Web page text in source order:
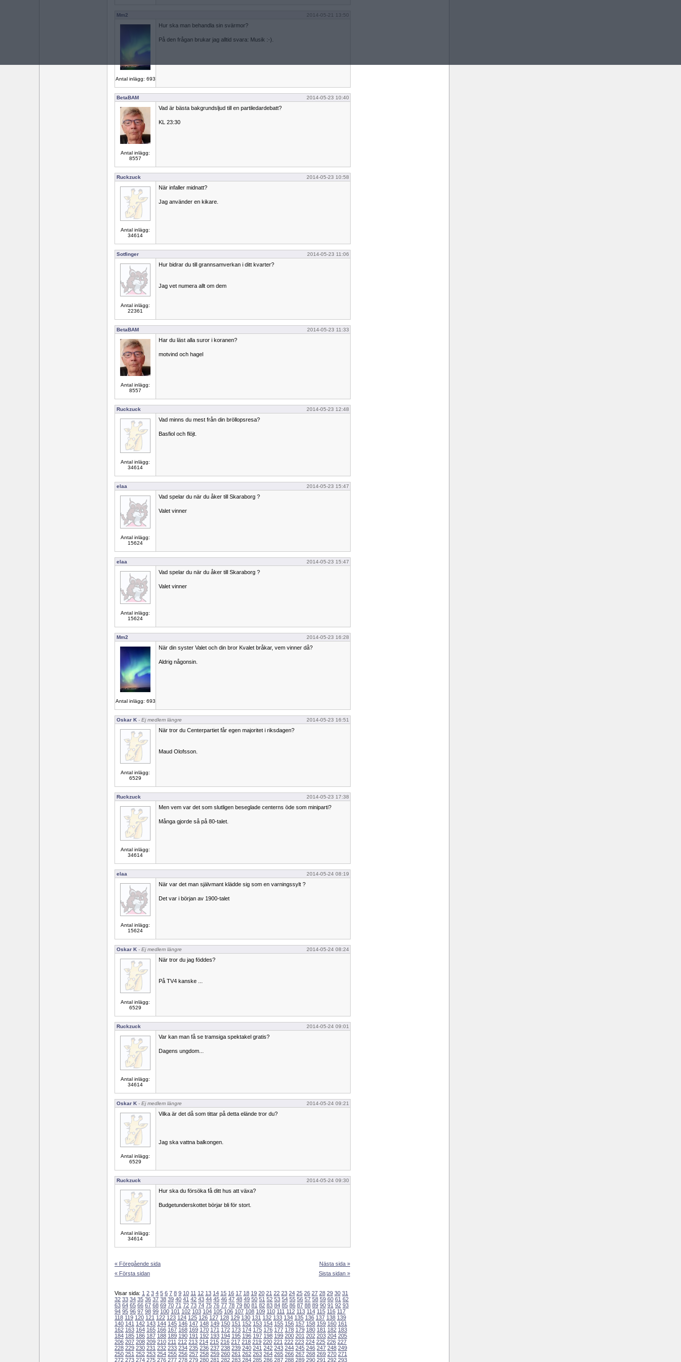
Mm2 2014-05-21 13:50
Antal inlägg: 693
Hur ska man behandla sin svärmor?
På den frågan brukar jag alltid svara: Musik :-).
BetaBAM 2014-05-23 10:40
Antal inlägg:
8557
Vad är bästa bakgrundsljud till en partiledardebatt?
KL 23:30
Ruckzuck 2014-05-23 10:58
Antal inlägg:
34614
När infaller midnatt?
Jag använder en kikare.
Sotfinger 2014-05-23 11:06
Antal inlägg:
22361
Hur bidrar du till grannsamverkan i ditt kvarter?
Jag vet numera allt om dem
BetaBAM 2014-05-23 11:33
Antal inlägg:
8557
Har du läst alla suror i koranen?
motvind och hagel
Ruckzuck 2014-05-23 12:48
Antal inlägg:
34614
Vad minns du mest från din bröllopsresa?
Basfiol och flöjt.
elaa 2014-05-23 15:47
Antal inlägg:
15624
Vad spelar du när du åker till Skaraborg ?
Valet vinner
elaa 2014-05-23 15:47
Antal inlägg:
15624
Vad spelar du när du åker till Skaraborg ?
Valet vinner
Mm2 2014-05-23 16:28
Antal inlägg: 693
När din syster Valet och din bror Kvalet bråkar, vem vinner då?
Aldrig någonsin.
Oskar K - Ej medlem längre 2014-05-23 16:51
Antal inlägg:
6529
När tror du Centerpartiet får egen majoritet i riksdagen?
Maud Olofsson.
Ruckzuck 2014-05-23 17:38
Antal inlägg:
34614
Men vem var det som slutligen beseglade centerns öde som miniparti?
Många gjorde så på 80-talet.
elaa 2014-05-24 08:19
Antal inlägg:
15624
När var det man självmant klädde sig som en varningssylt ?
Det var i början av 1900-talet
Oskar K - Ej medlem längre 2014-05-24 08:24
Antal inlägg:
6529
När tror du jag föddes?
På TV4 kanske ...
Ruckzuck 2014-05-24 09:01
Antal inlägg:
34614
Var kan man få se tramsiga spektakel gratis?
Dagens ungdom...
Oskar K - Ej medlem längre 2014-05-24 09:21
Antal inlägg:
6529
Vilka är det då som tittar på detta elände tror du?
Jag ska vattna balkongen.
Ruckzuck 2014-05-24 09:30
Antal inlägg:
34614
Hur ska du försöka få ditt hus att växa?
Budgetunderskottet börjar bli för stort.
« Föregående sida
« Första sidan
Nästa sida »
Sista sidan »
Visar sida: 1 2 3 4 5 6 7 8 9 10 11 12 13 14 15 16 17 18 19 20 21 22 23 24 25 26 27 28 29 30 31
32 33 34 35 36 37 38 39 40 41 42 43 44 45 46 47 48 49 50 51 52 53 54 55 56 57 58 59 60 61 62
63 64 65 66 67 68 69 70 71 72 73 74 75 76 77 78 79 80 81 82 83 84 85 86 87 88 89 90 91 92 93
94 95 96 97 98 99 100 101 102 103 104 105 106 107 108 109 110 111 112 113 114 115 116 117
118 119 120 121 122 123 124 125 126 127 128 129 130 131 132 133 134 135 136 137 138 139
140 141 142 143 144 145 146 147 148 149 150 151 152 153 154 155 156 157 158 159 160 161
162 163 164 165 166 167 168 169 170 171 172 173 174 175 176 177 178 179 180 181 182 183
184 185 186 187 188 189 190 191 192 193 194 195 196 197 198 199 200 201 202 203 204 205
206 207 208 209 210 211 212 213 214 215 216 217 218 219 220 221 222 223 224 225 226 227
228 229 230 231 232 233 234 235 236 237 238 239 240 241 242 243 244 245 246 247 248 249
250 251 252 253 254 255 256 257 258 259 260 261 262 263 264 265 266 267 268 269 270 271
272 273 274 275 276 277 278 279 280 281 282 283 284 285 286 287 288 289 290 291 292 293